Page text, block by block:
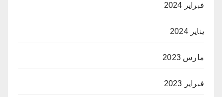
فبراير 2024
يناير 2024
مارس 2023
فبراير 2023